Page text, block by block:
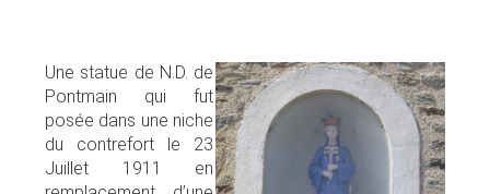
Une statue de N.D. de
Pontmain qui fut
posée dans une niche
du contrefort le 23
Juillet 1911 en